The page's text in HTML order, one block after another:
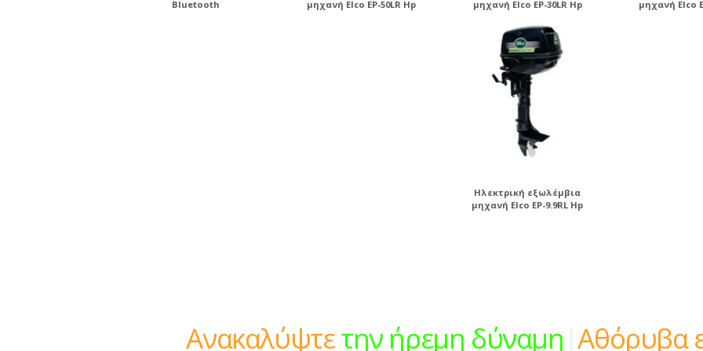
Bluetooth μηχανή Elco EP-50LR Hp μηχανή Elco EP-30LR Hp μηχανή Elco
Ηλεκτρική εξωλέμβια
μηχανή Elco EP-9.9RL Hp
Ανακαλύψτετην ήρεμη δύναμη |Αθόρυβα